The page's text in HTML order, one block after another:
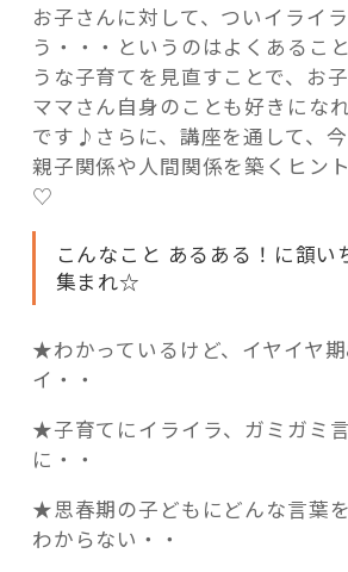
お子さんに対して、ついイライ
う・・・というのはよくあるこ
うな子育てを見直すことで、お
ママさん自身のことも好きにな
です♪さらに、講座を通して、
親子関係や人間関係を築くヒン
♡
こんなこと あるある！に頷い
集まれ☆
★わかっているけど、イヤイヤ
イ・・
★子育てにイライラ、ガミガミ
に・・
★思春期の子どもにどんな言葉
わからない・・